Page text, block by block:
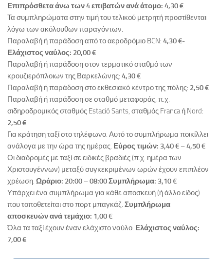
Επιπρόσθετα άνω των 4 επιβατών ανά άτομο: 4,30 €
Τα συμπληρώματα στην τιμή του τελικού μετρητή προστίθενται
λόγω των ακόλουθων παραγόντων.
Παραλαβή ή παράδοση από το αεροδρόμιο BCN: 4,30 €-
Ελάχιστος ναύλος: 20,00 €
Παραλαβή ή παράδοση στον τερματικό σταθμό των
κρουζιερόπλοιων της Βαρκελώνης: 4,30 €
Παραλαβή ή παράδοση στο εκθεσιακό κέντρο της πόλης: 2,50 €
Παραλαβή ή παράδοση σε σταθμό μεταφοράς, π.χ.
σιδηροδρομικός σταθμός Estació Sants, σταθμός Franca ή Nord:
2,50 €
Για κράτηση ταξί στο τηλέφωνο. Αυτό το συμπλήρωμα ποικίλλει
ανάλογα με την ώρα της ημέρας. Εύρος τιμών: 3,40 € – 4,50 €
Οι διαδρομές με ταξί σε ειδικές βραδιές (π.χ. ημέρα των
Χριστουγέννων) μεταξύ συγκεκριμένων ωρών έχουν επιπλέον
χρέωση. Ωράριο: 20:00 – 08:00 Συμπλήρωμα: 3,10 €
Υπάρχει ένα συμπλήρωμα για κάθε αποσκευή (ή άλλο είδος)
που τοποθετείται στο πορτ μπαγκάζ. Συμπλήρωμα
αποσκευών ανά τεμάχιο: 1,00 €
Όλα τα ταξί έχουν έναν ελάχιστο ναύλο. Ελάχιστος ναύλος:
7,00 €